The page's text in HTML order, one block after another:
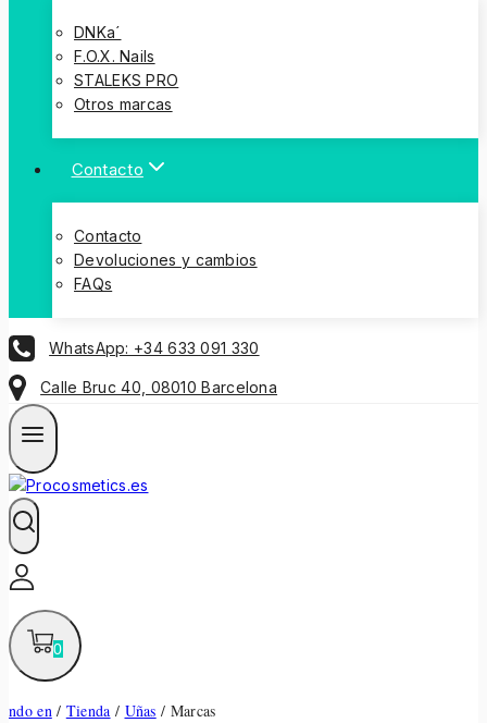
DNKa´
F.O.X. Nails
STALEKS PRO
Otros marcas
Contacto
Contacto
Devoluciones y cambios
FAQs
WhatsApp: +34 633 091 330
Calle Bruc 40, 08010 Barcelona
0
ndo en / Tienda / Uñas / Marcas